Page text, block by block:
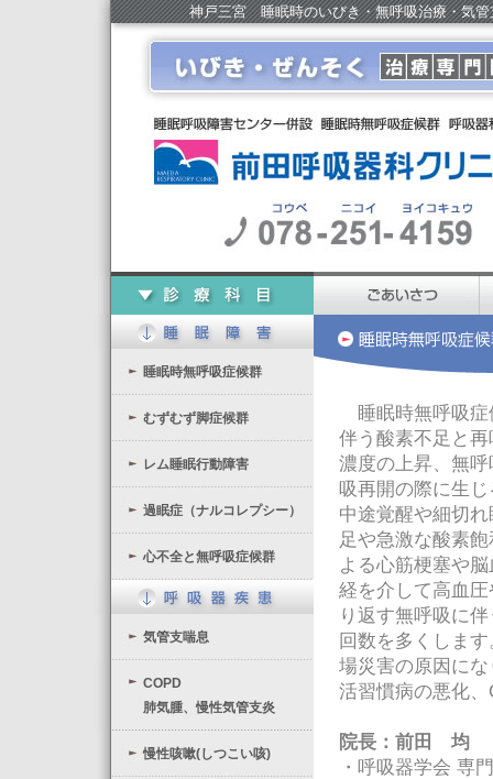
神戸三宮 睡眠時のいびき・無呼吸治療・気管
睡眠時無呼吸症候群
むずむず脚症候群
レム睡眠行動障害
過眠症（ナルコレプシー）
心不全と無呼吸症候群
気管支喘息
COPD
肺気腫、慢性気管支炎
慢性咳嗽(しつこい咳)
睡眠時無呼吸症
伴う酸素不足と
濃度の上昇、無
吸再開の際に生
中途覚醒や細切
足や急激な酸素
よる心筋梗塞や
経を介して高血
り返す無呼吸に
回数を多くしま
場災害の原因に
活習慣病の悪化
院長：前田 均
・呼吸器学会